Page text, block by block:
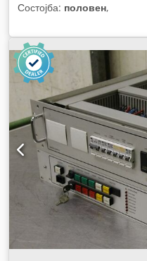
Состојба: половен,